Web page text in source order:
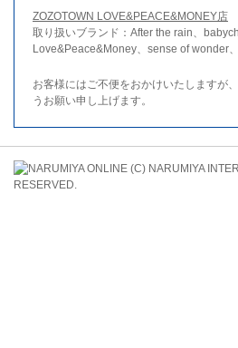
ZOZOTOWN LOVE&PEACE&MONEY店
取り扱いブランド：After the rain、
Love&Peace&Money、sense of wonder
お客様にはご不便をおかけいたしますが
うお願い申し上げます。